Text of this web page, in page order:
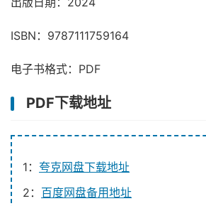
ISBN：9787111759164
电子书格式：PDF
PDF下载地址
1： 夸克网盘下载地址
2： 百度网盘备用地址